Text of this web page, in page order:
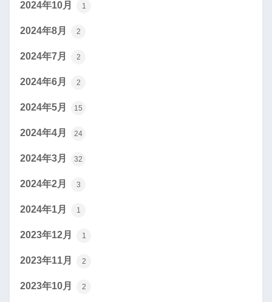
2024年10月 1
2024年8月 2
2024年7月 2
2024年6月 2
2024年5月 15
2024年4月 24
2024年3月 32
2024年2月 3
2024年1月 1
2023年12月 1
2023年11月 2
2023年10月 2